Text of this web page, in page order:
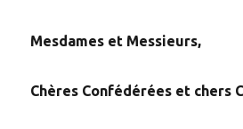
Mesdames et Messieurs,
Chères Confédérées et chers